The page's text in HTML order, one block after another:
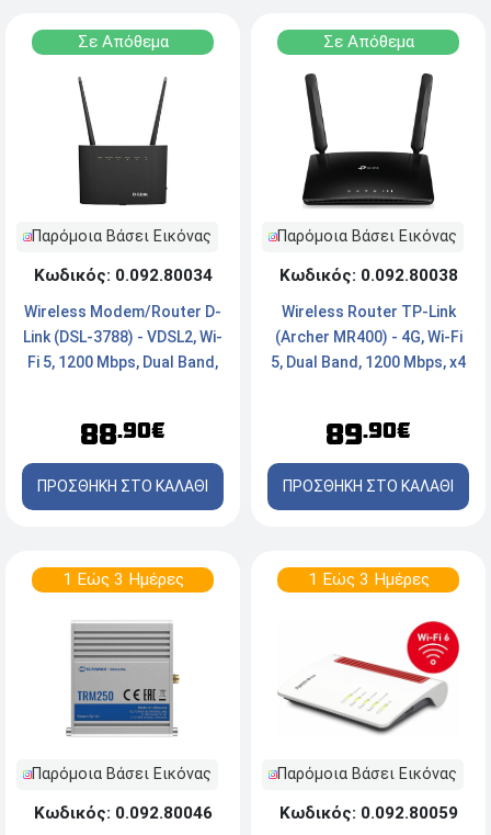
Σε Απόθεμα
Παρόμοια Βάσει Εικόνας
Κωδικός: 0.092.80034
Wireless Modem/Router D-
Link (DSL-3788) - VDSL2, Wi-
Fi 5, 1200 Mbps, Dual Band,
88.90€
ΠΡΟΣΘΗΚΗ ΣΤΟ ΚΑΛΑΘΙ
Σε Απόθεμα
Παρόμοια Βάσει Εικόνας
Κωδικός: 0.092.80038
Wireless Router TP-Link
(Archer MR400) - 4G, Wi-Fi
5, Dual Band, 1200 Mbps, x4
89.90€
ΠΡΟΣΘΗΚΗ ΣΤΟ ΚΑΛΑΘΙ
1 Εώς 3 Ημέρες
Παρόμοια Βάσει Εικόνας
Κωδικός: 0.092.80046
1 Εώς 3 Ημέρες
Παρόμοια Βάσει Εικόνας
Κωδικός: 0.092.80059